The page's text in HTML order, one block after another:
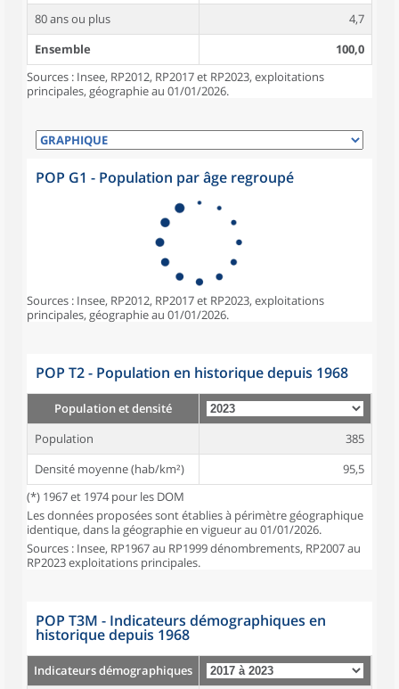
80 ans ou plus
4,7
Ensemble
100,0
Sources : Insee, RP2012, RP2017 et RP2023, exploitations
principales, géographie au 01/01/2026.
POP G1 - Population par âge regroupé
Sources : Insee, RP2012, RP2017 et RP2023, exploitations
principales, géographie au 01/01/2026.
POP T2 - Population en historique depuis 1968
Population et densité
Population
385
Densité moyenne (hab/km²)
95,5
(*) 1967 et 1974 pour les DOM
Les données proposées sont établies à périmètre géographique
identique, dans la géographie en vigueur au 01/01/2026.
Sources : Insee, RP1967 au RP1999 dénombrements, RP2007 au
RP2023 exploitations principales.
POP T3M - Indicateurs démographiques en
historique depuis 1968
Indicateurs démographiques